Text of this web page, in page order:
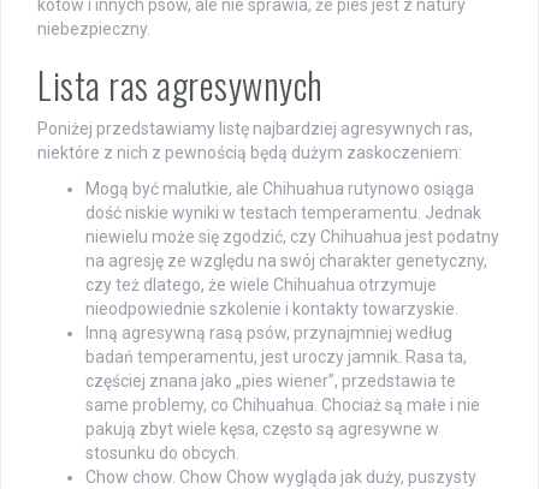
kotów i innych psów, ale nie sprawia, że ​​pies jest z natury
niebezpieczny.
Lista ras agresywnych
Poniżej przedstawiamy listę najbardziej agresywnych ras,
niektóre z nich z pewnością będą dużym zaskoczeniem:
Mogą być malutkie, ale Chihuahua rutynowo osiąga
dość niskie wyniki w testach temperamentu. Jednak
niewielu może się zgodzić, czy Chihuahua jest podatny
na agresję ze względu na swój charakter genetyczny,
czy też dlatego, że wiele Chihuahua otrzymuje
nieodpowiednie szkolenie i kontakty towarzyskie.
Inną agresywną rasą psów, przynajmniej według
badań temperamentu, jest uroczy jamnik. Rasa ta,
częściej znana jako „pies wiener”, przedstawia te
same problemy, co Chihuahua. Chociaż są małe i nie
pakują zbyt wiele kęsa, często są agresywne w
stosunku do obcych.
Chow chow. Chow Chow wygląda jak duży, puszysty